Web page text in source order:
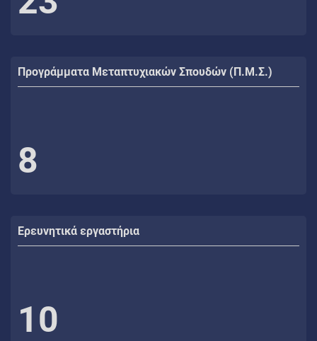
Προγράμματα Μεταπτυχιακών Σπουδών (Π.Μ.Σ.)
8
Ερευνητικά εργαστήρια
10